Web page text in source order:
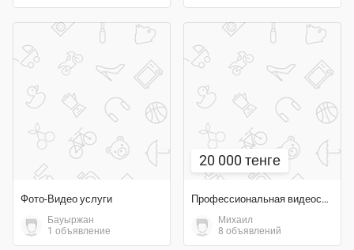
Фото-Видео услуги
Бауыржан
1 объявление
20 000 тенге
Профессиональная видеосъемка
Михаил
8 объявлений